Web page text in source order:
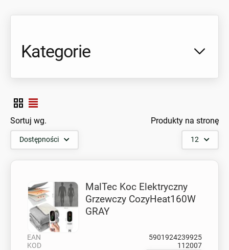
Kategorie
Sortuj wg.
Dostępności 12
Produkty na stronę
MalTec Koc Elektryczny
Grzewczy CozyHeat160W
GRAY
EAN
5901924239925
KOD
112007